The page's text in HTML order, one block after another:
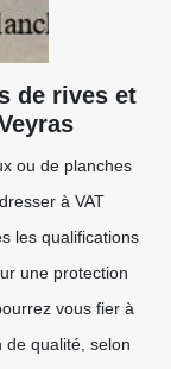
de rives et
ou de planches
à VAT
les qualifications
une protection
vous fier à
de qualité, selon